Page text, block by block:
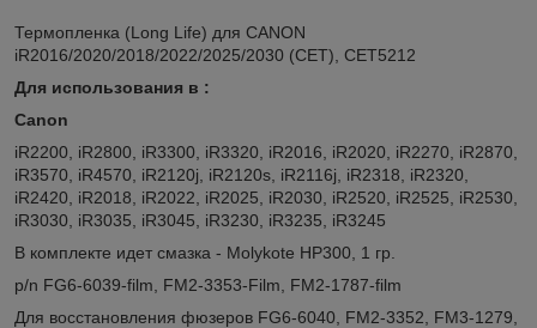
Термопленка (Long Life) для CANON
iR2016/2020/2018/2022/2025/2030 (CET), CET5212
Для использования в :
Canon
iR2200, iR2800, iR3300, iR3320, iR2016, iR2020, iR2270, iR2870,
iR3570, iR4570, iR2120j, iR2120s, iR2116j, iR2318, iR2320,
iR2420, iR2018, iR2022, iR2025, iR2030, iR2520, iR2525, iR2530,
iR3030, iR3035, iR3045, iR3230, iR3235, iR3245
В комплекте идет смазка - Molykote HP300, 1 гр.
p/n FG6-6039-film, FM2-3353-Film, FM2-1787-film
Для восстановления фюзеров FG6-6040, FM2-3352, FM3-1279,